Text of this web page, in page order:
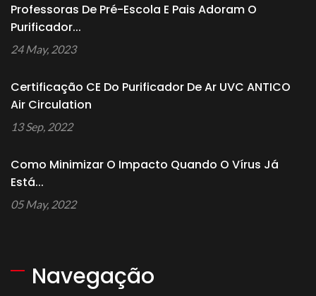
Professoras De Pré-Escola E Pais Adoram O
Purificador...
24 May, 2023
Certificação CE Do Purificador De Ar UVC ANTICO
Air Circulation
13 Sep, 2022
Como Minimizar O Impacto Quando O Vírus Já
Está...
05 May, 2022
Navegação